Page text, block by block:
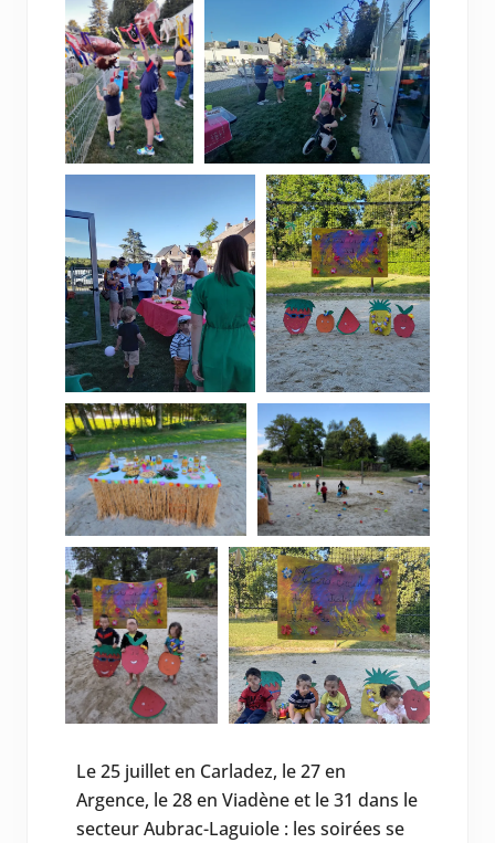
Le 25 juillet en Carladez, le 27 en
Argence, le 28 en Viadène et le 31 dans le
secteur Aubrac-Laguiole : les soirées se